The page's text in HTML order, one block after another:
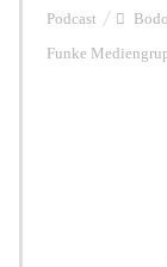
Podcast
Funke